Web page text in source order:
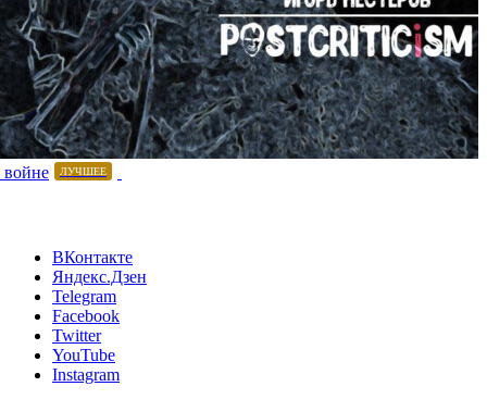
ЛУЧШЕЕ
ВКонтакте
Яндекс.Дзен
Telegram
Facebook
Twitter
YouTube
Instagram